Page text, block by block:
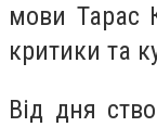
мови Тарас
критики та
Від дня